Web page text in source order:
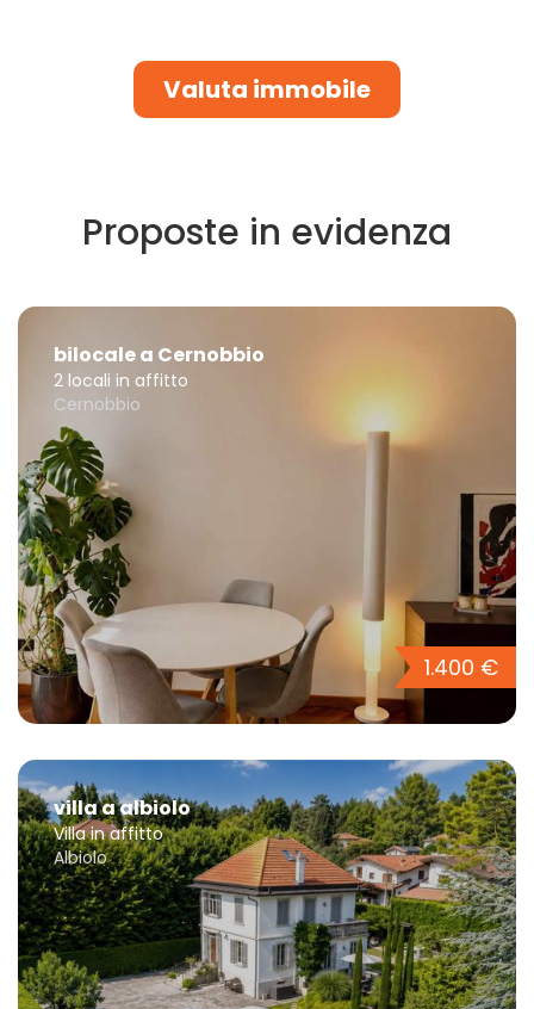
Valuta immobile
Proposte in evidenza
bilocale a Cernobbio
2 locali in affitto
Cernobbio
1.400 €
villa a albiolo
Villa in affitto
Albiolo